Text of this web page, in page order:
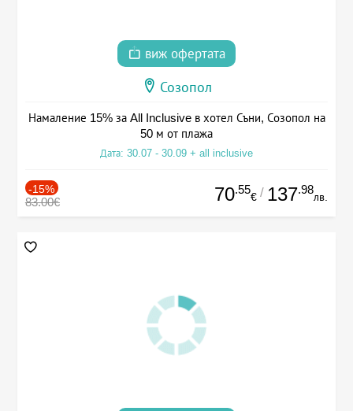
виж офертата
Созопол
Намаление 15% за All Inclusive в хотел Съни, Созопол на
50 м от плажа
Дата: 30.07 - 30.09 + all inclusive
-15%
83.00€ 70.55
€ / 137.98
лв.